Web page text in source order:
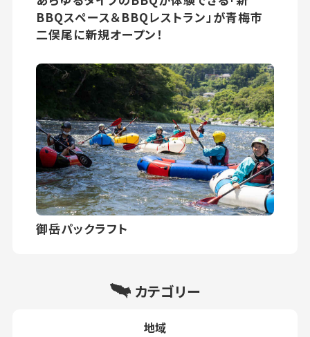
BBQスペース＆BBQレストラン」が青梅市
二俣尾に新規オープン！
御岳パックラフト
カテゴリー
地域